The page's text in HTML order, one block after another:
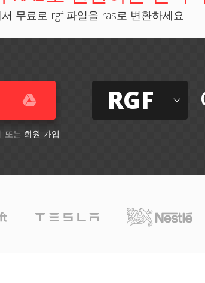
무료로 rgf 파일을 ras로 변환하세요
또는 회원 가입
RGF